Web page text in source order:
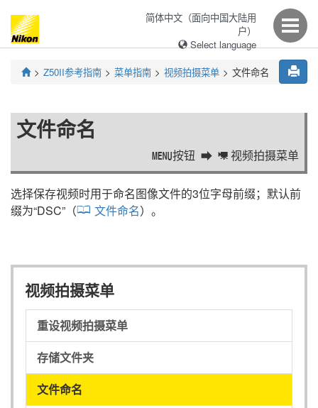
简体中文（面向中国大陆用
户）
Select language
Z50II参考指南 菜单指南 视频拍摄菜单 文件命名
文件命名
G按钮 1 视频拍摄菜单
选择保存视频时用于命名图像文件的3位字母前缀；默认前
缀为“DSC”（
文件命名）。
视频拍摄菜单
重设视频拍摄菜单
存储文件夹
文件命名